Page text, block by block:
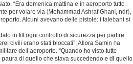
“Era domenica mattina e in aeroporto tutto
per volare via (Mohammad Ashraf Ghani, ndr),
Alcuni avevano delle pistole: i talebani si
in tilt ogni controllo di sicurezza per partire
civili erano stati bloccati”. Allora Samin ha
dell’aeroporto. “Quando ho visto tutte
di quello che stava succedendo e di quello